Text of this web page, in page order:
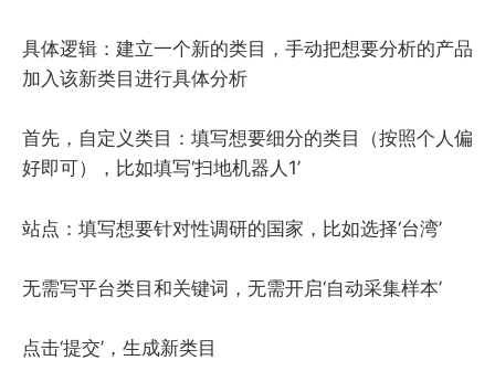
具体逻辑：建立一个新的类目，手动把想要分析的产品
加入该新类目进行具体分析
首先，自定义类目：填写想要细分的类目（按照个人偏
好即可），比如填写‘扫地机器人1’
站点：填写想要针对性调研的国家，比如选择‘台湾’
无需写平台类目和关键词，无需开启‘自动采集样本’
点击‘提交’，生成新类目